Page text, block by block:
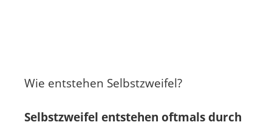
Wie entstehen Selbstzweifel?
Selbstzweifel entstehen oftmals durch